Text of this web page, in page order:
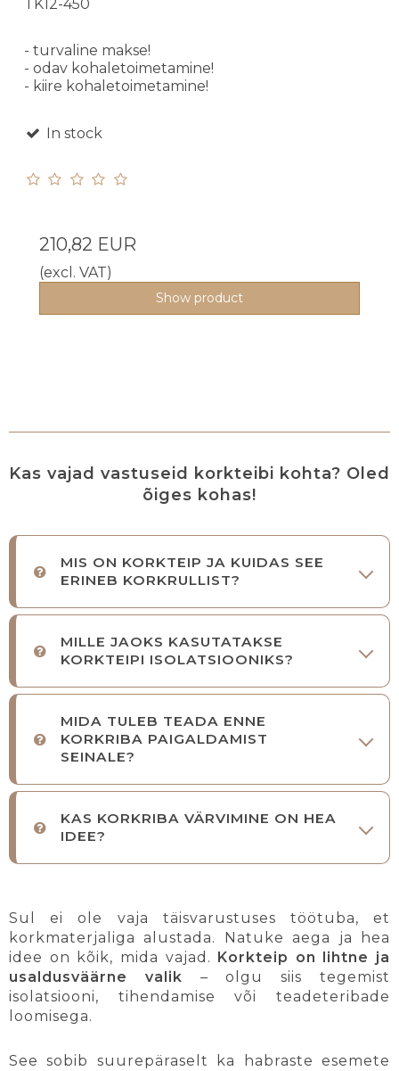
TK12-450
- turvaline makse!
- odav kohaletoimetamine!
- kiire kohaletoimetamine!
In stock
210,82 EUR
(excl. VAT)
Show product
Kas vajad vastuseid korkteibi kohta? Oled
õiges kohas!
MIS ON KORKTEIP JA KUIDAS SEE
ERINEB KORKRULLIST?
MILLE JAOKS KASUTATAKSE
KORKTEIPI ISOLATSIOONIKS?
MIDA TULEB TEADA ENNE
KORKRIBA PAIGALDAMIST
SEINALE?
KAS KORKRIBA VÄRVIMINE ON HEA
IDEE?
Sul ei ole vaja täisvarustuses töötuba, et
korkmaterjaliga alustada. Natuke aega ja hea
idee on kõik, mida vajad.
Korkteip on lihtne ja
usaldusväärne valik – olgu siis tegemist
isolatsiooni, tihendamise või teadeteribade
loomisega.
See sobib suurepäraselt ka habraste esemete